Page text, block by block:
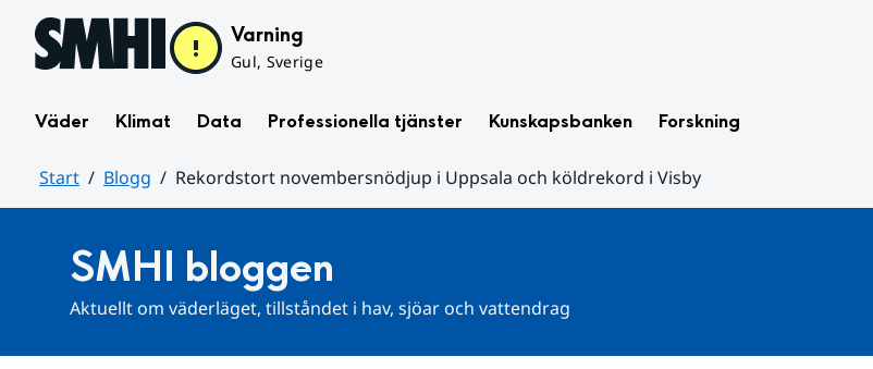
Hoppa till sidans innehåll Varning
Gul, Sverige
Väder Klimat Data Professionella tjänster Kunskapsbanken Forskning
Start Blogg
Rekordstort novembersnödjup i Uppsala och köldrekord i Visby
SMHI bloggen
Aktuellt om väderläget, tillståndet i hav, sjöar och vattendrag